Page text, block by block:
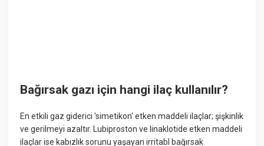
Bağırsak gazı için hangi ilaç kullanılır?
En etkili gaz giderici 'simetikon' etken maddeli ilaçlar; şişkinlik
ve gerilmeyi azaltır. Lubiproston ve linaklotide etken maddeli
ilaçlar ise kabızlık sorunu yaşayan irritabl bağırsak